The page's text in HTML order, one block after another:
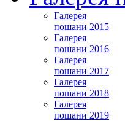
Галерея
пошани 2015
Галерея
пошани 2016
Галерея
пошани 2017
Галерея
пошани 2018
Галерея
пошани 2019